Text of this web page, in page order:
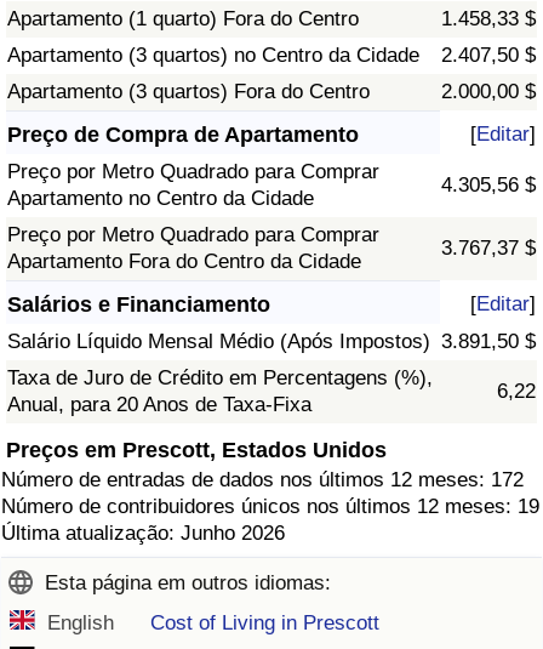
Apartamento (1 quarto) Fora do Centro
1.458,33 $
Apartamento (3 quartos) no Centro da Cidade
2.407,50 $
Apartamento (3 quartos) Fora do Centro
2.000,00 $
Preço de Compra de Apartamento [Editar]
Preço por Metro Quadrado para Comprar
Apartamento no Centro da Cidade
4.305,56 $
Preço por Metro Quadrado para Comprar
Apartamento Fora do Centro da Cidade
3.767,37 $
Salários e Financiamento [Editar]
Salário Líquido Mensal Médio (Após Impostos) 3.891,50 $
Taxa de Juro de Crédito em Percentagens (%),
Anual, para 20 Anos de Taxa-Fixa
6,22
Preços em Prescott, Estados Unidos
Número de entradas de dados nos últimos 12 meses: 172
Número de contribuidores únicos nos últimos 12 meses: 19
Última atualização: Junho 2026
Esta página em outros idiomas:
English
Cost of Living in Prescott